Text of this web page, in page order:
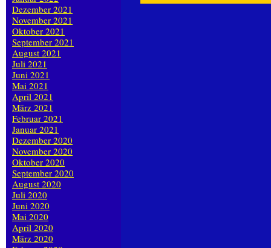
Dezember 2021
November 2021
Oktober 2021
September 2021
August 2021
Juli 2021
Juni 2021
Mai 2021
April 2021
März 2021
Februar 2021
Januar 2021
Dezember 2020
November 2020
Oktober 2020
September 2020
August 2020
Juli 2020
Juni 2020
Mai 2020
April 2020
März 2020